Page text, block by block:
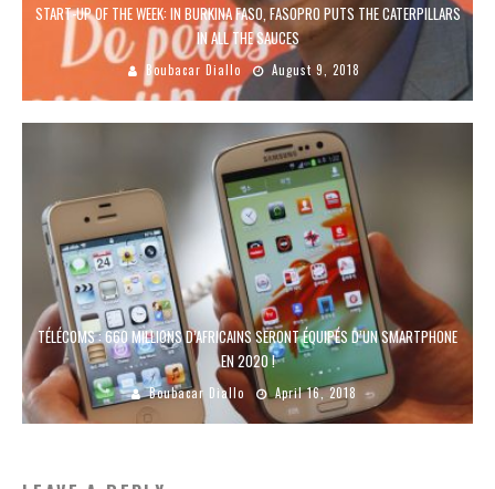
START-UP OF THE WEEK: IN BURKINA FASO, FASOPRO PUTS THE CATERPILLARS
IN ALL THE SAUCES
Boubacar Diallo August 9, 2018
TÉLÉCOMS : 660 MILLIONS D’AFRICAINS SERONT ÉQUIPÉS D’UN SMARTPHONE
EN 2020 !
Boubacar Diallo April 16, 2018